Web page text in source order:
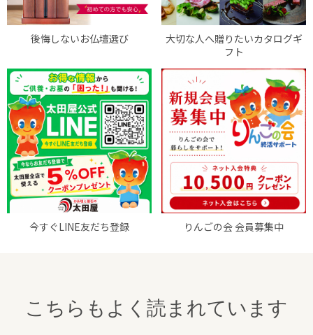
後悔しないお仏壇選び
大切な人へ贈りたいカタログギ
フト
今すぐLINE友だち登録 りんごの会 会員募集中
こちらもよく読まれています